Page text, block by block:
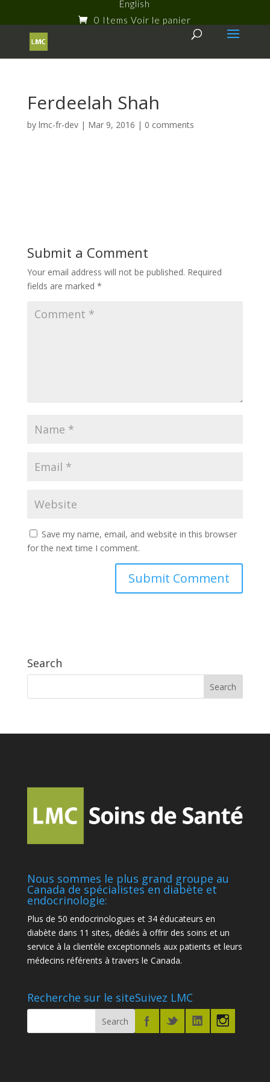
English
0 Items
Ferdeelah Shah
by lmc-fr-dev| Mar 9, 2016 | 0 comments
Submit a Comment
Your email address will not be published. Required
fields are marked *
Save my name, email, and website in this browser
for the next time I comment.
Search
Nous sommes le plus grand groupe au
Canada de spécialistes en diabète et
endocrinologie:
Plus de 50 endocrinologues et 34 éducateurs en
diabète dans 11 sites, dédiés à offrir des soins et un
service à la clientèle exceptionnels aux patients et leurs
médecins référents à travers le Canada.
Recherche sur le siteSuivez LMC